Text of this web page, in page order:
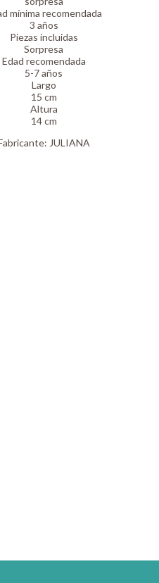
mínima recomendada
3 años
Piezas incluidas
Sorpresa
Edad recomendada
5-7 años
Largo
15 cm
Altura
14 cm
JULIANA